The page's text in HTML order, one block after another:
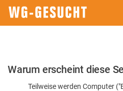
Bitte
Warum erscheint diese
Teilweise werden Computer